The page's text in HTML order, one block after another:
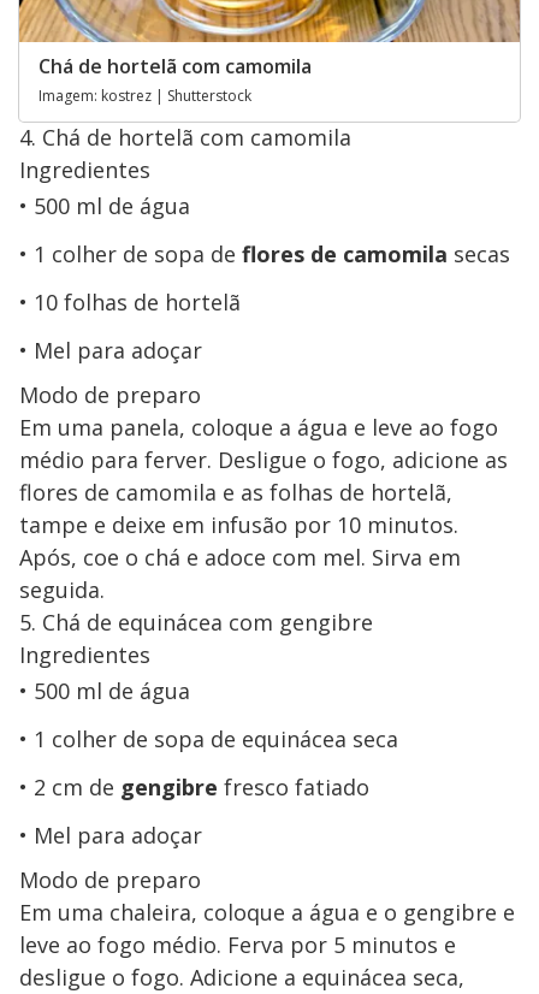
Chá de hortelã com camomila
Imagem: kostrez | Shutterstock
4. Chá de hortelã com camomila
Ingredientes
500 ml de água
1 colher de sopa de flores de camomila secas
10 folhas de hortelã
Mel para adoçar
Modo de preparo
Em uma panela, coloque a água e leve ao fogo
médio para ferver. Desligue o fogo, adicione as
flores de camomila e as folhas de hortelã,
tampe e deixe em infusão por 10 minutos.
Após, coe o chá e adoce com mel. Sirva em
seguida.
5. Chá de equinácea com gengibre
Ingredientes
500 ml de água
1 colher de sopa de equinácea seca
2 cm de gengibre fresco fatiado
Mel para adoçar
Modo de preparo
Em uma chaleira, coloque a água e o gengibre e
leve ao fogo médio. Ferva por 5 minutos e
desligue o fogo. Adicione a equinácea seca,